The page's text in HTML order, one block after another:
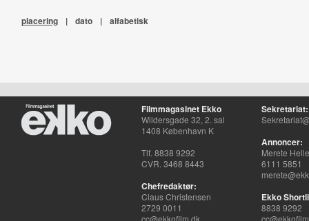
placering | dato | alfabetisk
Filmmagasinet Ekko
Wildersgade 32, 2. sal
1408 København K
Tlf. 8838 9292
CVR. 3468 8443
Chefredaktør:
Claus Christensen
2729 0011
cc@ekkofilm.dk
Sekretariat:
Annoncer:
Merete
6111 5851
Ekko
8838 9292